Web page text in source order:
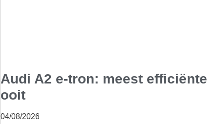
Audi A2 e-tron: meest efficiënte
ooit
04/08/2026